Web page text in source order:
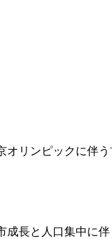
オリンピックに伴
長と人口集中に